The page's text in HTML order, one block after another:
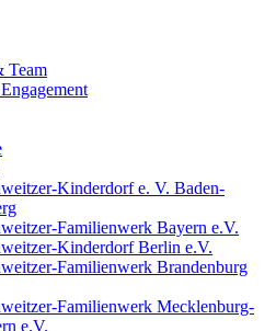
Team
Kinderdorf e. V. Baden-
Familienwerk Bayern e.V.
Kinderdorf Berlin e.V.
Familienwerk Brandenburg
Familienwerk Mecklenburg-
e.V.